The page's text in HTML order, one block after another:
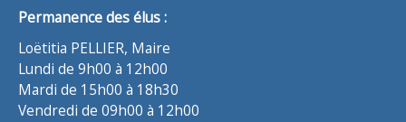
Permanence des élus :
Loëtitia PELLIER, Maire
Lundi de 9h00 à 12h00
Mardi de 15h00 à 18h30
Vendredi de 09h00 à 12h00